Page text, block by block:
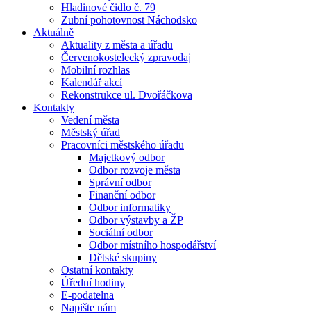
Hladinové čidlo č. 79
Zubní pohotovnost Náchodsko
Aktuálně
Aktuality z města a úřadu
Červenokostelecký zpravodaj
Mobilní rozhlas
Kalendář akcí
Rekonstrukce ul. Dvořáčkova
Kontakty
Vedení města
Městský úřad
Pracovníci městského úřadu
Majetkový odbor
Odbor rozvoje města
Správní odbor
Finanční odbor
Odbor informatiky
Odbor výstavby a ŽP
Sociální odbor
Odbor místního hospodářství
Dětské skupiny
Ostatní kontakty
Úřední hodiny
E-podatelna
Napište nám